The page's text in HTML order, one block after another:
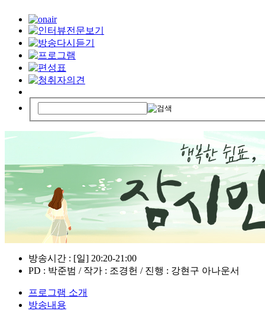
방송시간 : [일] 20:20-21:00
PD : 박준범 / 작가 : 조경헌 / 진행 : 강현구 아나운서
프로그램 소개
방송내용